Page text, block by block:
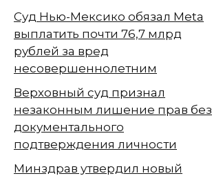
Суд Нью-Мексико обязал Meta
выплатить почти 76,7 млрд
рублей за вред
несовершеннолетним
Верховный суд признал
незаконным лишение прав без
документального
подтверждения личности
Минздрав утвердил новый